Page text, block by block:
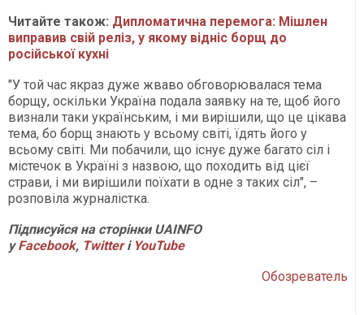
Читайте також: Дипломатична перемога: Мішлен
виправив свій реліз, у якому відніс борщ до
російської кухні
"У той час якраз дуже жваво обговорювалася тема
борщу, оскільки Україна подала заявку на те, щоб його
визнали таки українським, і ми вирішили, що це цікава
тема, бо борщ знають у всьому світі, їдять його у
всьому світі. Ми побачили, що існує дуже багато сіл і
містечок в Україні з назвою, що походить від цієї
страви, і ми вирішили поїхати в одне з таких сіл", –
розповіла журналістка.
Підписуйся на сторінки UAINFO
уFacebook, Twitterі YouTube
Обозреватель